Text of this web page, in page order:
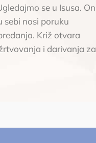
se u Isusa. On
sebi nosi poruku
Križ otvara
i darivanja za